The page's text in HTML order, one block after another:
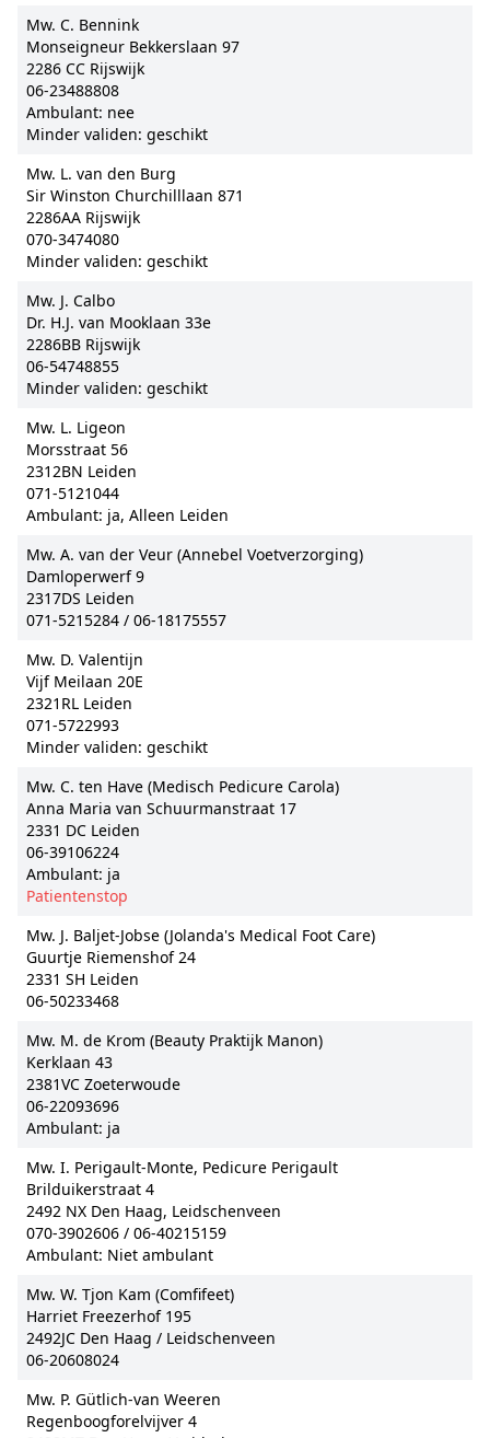
Mw. C. Bennink
Monseigneur Bekkerslaan 97
2286 CC Rijswijk
06-23488808
Ambulant: nee
Minder validen: geschikt
Mw. L. van den Burg
Sir Winston Churchilllaan 871
2286AA Rijswijk
070-3474080
Minder validen: geschikt
Mw. J. Calbo
Dr. H.J. van Mooklaan 33e
2286BB Rijswijk
06-54748855
Minder validen: geschikt
Mw. L. Ligeon
Morsstraat 56
2312BN Leiden
071-5121044
Ambulant: ja, Alleen Leiden
Mw. A. van der Veur (Annebel Voetverzorging)
Damloperwerf 9
2317DS Leiden
071-5215284 / 06-18175557
Mw. D. Valentijn
Vijf Meilaan 20E
2321RL Leiden
071-5722993
Minder validen: geschikt
Mw. C. ten Have (Medisch Pedicure Carola)
Anna Maria van Schuurmanstraat 17
2331 DC Leiden
06-39106224
Ambulant: ja
Patientenstop
Mw. J. Baljet-Jobse (Jolanda's Medical Foot Care)
Guurtje Riemenshof 24
2331 SH Leiden
06-50233468
Mw. M. de Krom (Beauty Praktijk Manon)
Kerklaan 43
2381VC Zoeterwoude
06-22093696
Ambulant: ja
Mw. I. Perigault-Monte, Pedicure Perigault
Brilduikerstraat 4
2492 NX Den Haag, Leidschenveen
070-3902606 / 06-40215159
Ambulant: Niet ambulant
Mw. W. Tjon Kam (Comfifeet)
Harriet Freezerhof 195
2492JC Den Haag / Leidschenveen
06-20608024
Mw. P. Gütlich-van Weeren
Regenboogforelvijver 4